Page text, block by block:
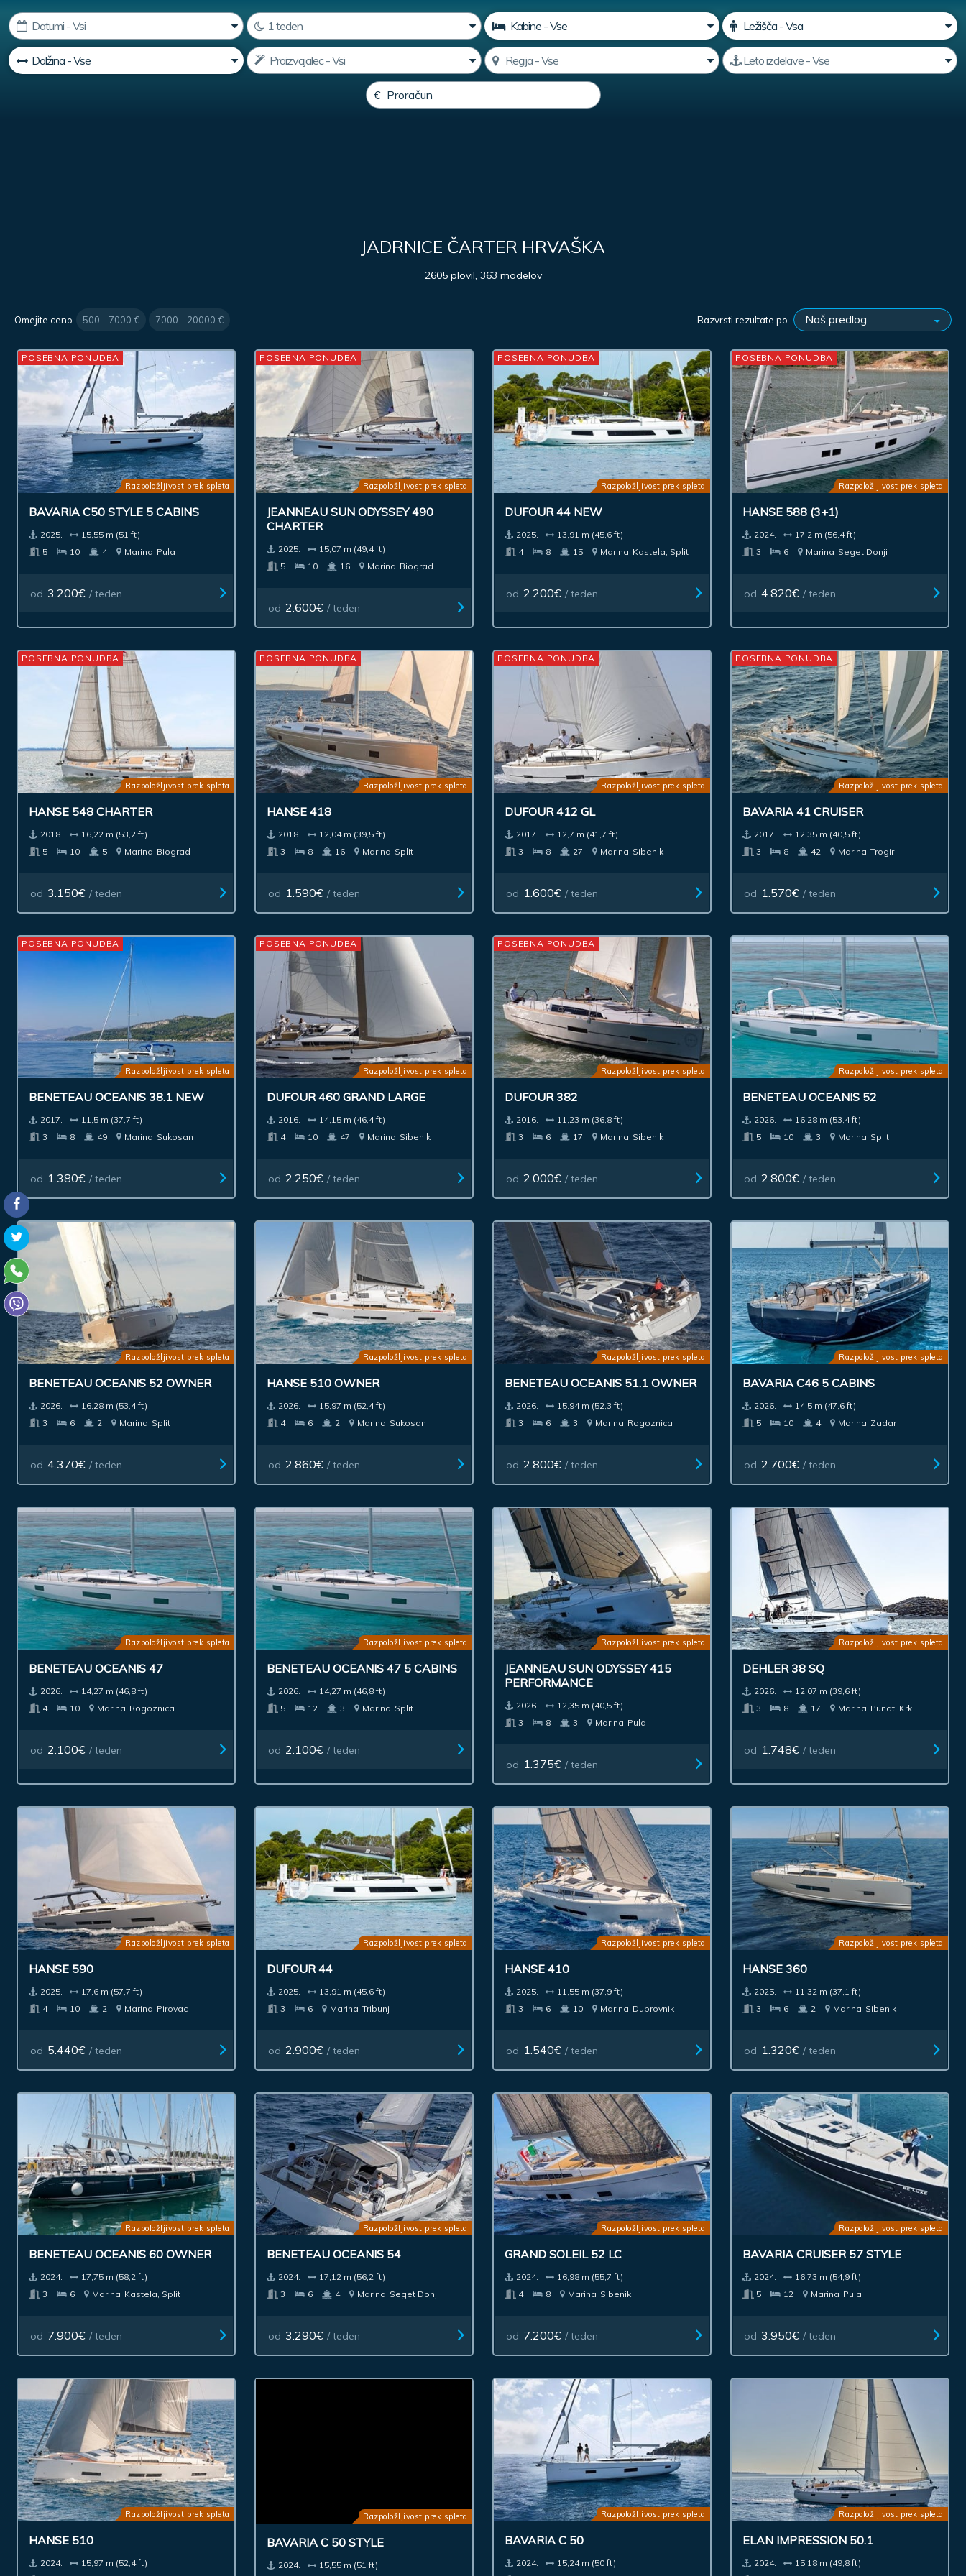
JADRNICE ČARTER HRVAŠKA
2605 plovil, 363 modelov
Omejite ceno 500 - 7000 € 7000 - 20000 € Razvrsti rezultate po
Razpoložljivost prek spleta
BAVARIA C50 STYLE 5 CABINS
2025.
15,55 m (51 ft)
5
10 4 Marina Pula
od 3.200€ / teden
POSEBNA PONUDBA
Razpoložljivost prek spleta
JEANNEAU SUN ODYSSEY 490
CHARTER
2025.
15,07 m (49,4 ft)
5
10 16 Marina Biograd
od 2.600€ / teden
POSEBNA PONUDBA
Razpoložljivost prek spleta
DUFOUR 44 NEW
2025.
13,91 m (45,6 ft)
4
8 15 Marina Kastela, Split
od 2.200€ / teden
POSEBNA PONUDBA
Razpoložljivost prek spleta
HANSE 588 (3+1)
2024.
17,2 m (56,4 ft)
3
6 Marina Seget Donji
od 4.820€ / teden
POSEBNA PONUDBA
Razpoložljivost prek spleta
HANSE 548 CHARTER
2018.
16,22 m (53,2 ft)
5
10 5 Marina Biograd
od 3.150€ / teden
POSEBNA PONUDBA
Razpoložljivost prek spleta
HANSE 418
2018.
12,04 m (39,5 ft)
3
8 16 Marina Split
od 1.590€ / teden
POSEBNA PONUDBA
Razpoložljivost prek spleta
DUFOUR 412 GL
2017.
12,7 m (41,7 ft)
3
8 27 Marina Sibenik
od 1.600€ / teden
POSEBNA PONUDBA
Razpoložljivost prek spleta
BAVARIA 41 CRUISER
2017.
12,35 m (40,5 ft)
3
8 42 Marina Trogir
od 1.570€ / teden
POSEBNA PONUDBA
Razpoložljivost prek spleta
BENETEAU OCEANIS 38.1 NEW
2017.
11,5 m (37,7 ft)
3
8 49 Marina Sukosan
od 1.380€ / teden
POSEBNA PONUDBA
Razpoložljivost prek spleta
DUFOUR 460 GRAND LARGE
2016.
14,15 m (46,4 ft)
4
10 47 Marina Sibenik
od 2.250€ / teden
POSEBNA PONUDBA
Razpoložljivost prek spleta
DUFOUR 382
2016.
11,23 m (36,8 ft)
3
6 17 Marina Sibenik
od 2.000€ / teden
POSEBNA PONUDBA
Razpoložljivost prek spleta
BENETEAU OCEANIS 52
2026.
16,28 m (53,4 ft)
5
10 3 Marina Split
od 2.800€ / teden
Razpoložljivost prek spleta
BENETEAU OCEANIS 52 OWNER
2026.
16,28 m (53,4 ft)
3
6 2 Marina Split
od 4.370€ / teden
Razpoložljivost prek spleta
HANSE 510 OWNER
2026.
15,97 m (52,4 ft)
4
6 2 Marina Sukosan
od 2.860€ / teden
Razpoložljivost prek spleta
BENETEAU OCEANIS 51.1 OWNER
2026.
15,94 m (52,3 ft)
3
6 3 Marina Rogoznica
od 2.800€ / teden
Razpoložljivost prek spleta
BAVARIA C46 5 CABINS
2026.
14,5 m (47,6 ft)
5
10 4 Marina Zadar
od 2.700€ / teden
Razpoložljivost prek spleta
BENETEAU OCEANIS 47
2026.
14,27 m (46,8 ft)
4
10 Marina Rogoznica
od 2.100€ / teden
Razpoložljivost prek spleta
BENETEAU OCEANIS 47 5 CABINS
2026.
14,27 m (46,8 ft)
5
12 3 Marina Split
od 2.100€ / teden
Razpoložljivost prek spleta
JEANNEAU SUN ODYSSEY 415
PERFORMANCE
2026.
12,35 m (40,5 ft)
3
8 3 Marina Pula
od 1.375€ / teden
Razpoložljivost prek spleta
DEHLER 38 SQ
2026.
12,07 m (39,6 ft)
3
8 17 Marina Punat, Krk
od 1.748€ / teden
Razpoložljivost prek spleta
HANSE 590
2025.
17,6 m (57,7 ft)
4
10 2 Marina Pirovac
od 5.440€ / teden
Razpoložljivost prek spleta
DUFOUR 44
2025.
13,91 m (45,6 ft)
3
6 Marina Tribunj
od 2.900€ / teden
Razpoložljivost prek spleta
HANSE 410
2025.
11,55 m (37,9 ft)
3
6 10 Marina Dubrovnik
od 1.540€ / teden
Razpoložljivost prek spleta
HANSE 360
2025.
11,32 m (37,1 ft)
3
6 2 Marina Sibenik
od 1.320€ / teden
Razpoložljivost prek spleta
BENETEAU OCEANIS 60 OWNER
2024.
17,75 m (58,2 ft)
3
6 Marina Kastela, Split
od 7.900€ / teden
Razpoložljivost prek spleta
BENETEAU OCEANIS 54
2024.
17,12 m (56,2 ft)
3
6 4 Marina Seget Donji
od 3.290€ / teden
Razpoložljivost prek spleta
GRAND SOLEIL 52 LC
2024.
16,98 m (55,7 ft)
4
8 Marina Sibenik
od 7.200€ / teden
Razpoložljivost prek spleta
BAVARIA CRUISER 57 STYLE
2024.
16,73 m (54,9 ft)
5
12 Marina Pula
od 3.950€ / teden
Razpoložljivost prek spleta
HANSE 510
2024.
15,97 m (52,4 ft)
Razpoložljivost prek spleta
BAVARIA C 50 STYLE
2024. 15,55 m (51 ft)
Razpoložljivost prek spleta
BAVARIA C 50
2024.
15,24 m (50 ft)
Razpoložljivost prek spleta
ELAN IMPRESSION 50.1
2024.
15,18 m (49,8 ft)